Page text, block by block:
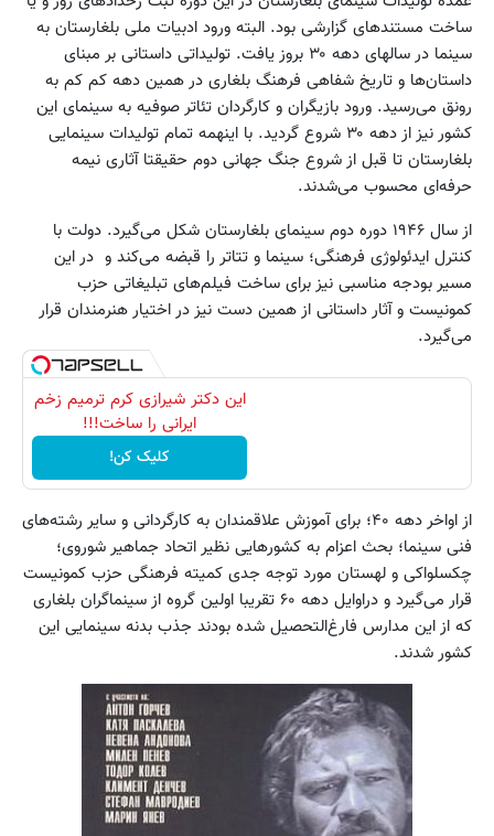
ساخت مستندهای گزارشی بود. البته ورود ادبیات ملی بلغارستان به
سینما در سالهای دهه ۳۰ بروز یافت. تولیداتی داستانی بر مبنای
داستان‌ها و تاریخ شفاهی فرهنگ بلغاری در همین دهه کم کم به
رونق می‌رسید. ورود بازیگران و کارگردان تئاتر صوفیه به سینمای این
کشور نیز از دهه ۳۰ شروع گردید. با اینهمه تمام تولیدات سینمایی
بلغارستان تا قبل از شروع جنگ جهانی دوم حقیقتا آثاری نیمه
حرفه‌ای محسوب می‌شدند.
از سال ۱۹۴۶ دوره دوم سینمای بلغارستان شکل می‌گیرد. دولت با
کنترل ایدئولوژی فرهنگی؛ سینما و تتاتر را قبضه می‌کند و در این
مسیر بودجه مناسبی نیز برای ساخت فیلم‌های تبلیغاتی حزب
کمونیست و آثار داستانی از همین دست نیز در اختیار هنرمندان قرار
می‌گیرد.
این دکتر شیرازی کرم ترمیم زخم
ایرانی را ساخت!!!
کلیک کن!
از اواخر دهه ۴۰؛ برای آموزش علاقمندان به کارگردانی و سایر رشته‌های
فنی سینما؛ بحث اعزام به کشورهایی نظیر اتحاد جماهیر شوروی؛
چکسلواکی و لهستان مورد توجه جدی کمیته فرهنگی حزب کمونیست
قرار می‌گیرد و دراوایل دهه ۶۰ تقریبا اولین گروه از سینماگران بلغاری
که از این مدارس فارغ‌التحصیل شده بودند جذب بدنه سینمایی این
کشور شدند.